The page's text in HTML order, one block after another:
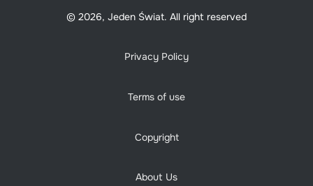
© 2026, Jeden Świat. All right reserved
Privacy Policy
Terms of use
Copyright
About Us